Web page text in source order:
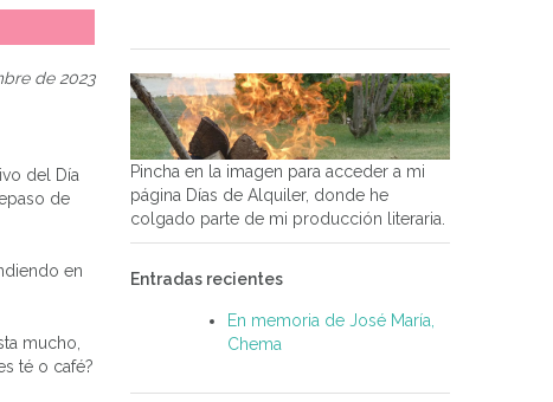
de 2023
del Día
de
en
mucho,
té o café?
Pincha en la imagen para acceder a mi
página Días de Alquiler, donde he
colgado parte de mi producción literaria.
Entradas recientes
En memoria de José María,
Chema